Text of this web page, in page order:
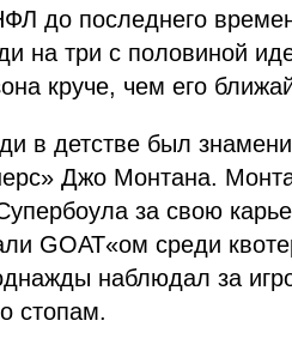
до последнего
на три с половиной
круче, чем его
в детстве был
Джо Монтана.
за свою
GOAT«ом среди
наблюдал за
стопам.